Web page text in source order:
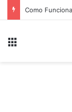
Como